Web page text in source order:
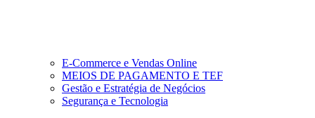
E-Commerce e Vendas Online
MEIOS DE PAGAMENTO E TEF
Gestão e Estratégia de Negócios
Segurança e Tecnologia